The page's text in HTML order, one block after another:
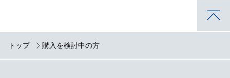
トップ 購入を検討中の方